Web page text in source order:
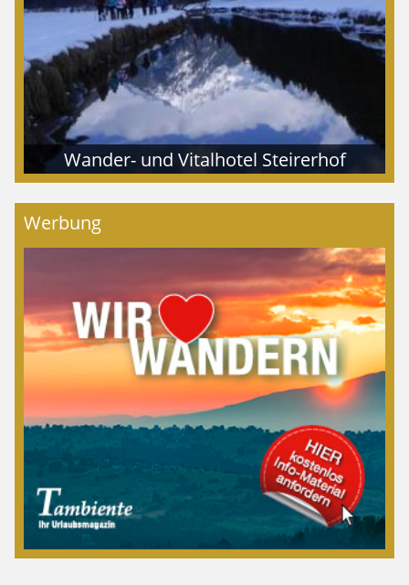
Wander- und Vitalhotel Steirerhof
Werbung